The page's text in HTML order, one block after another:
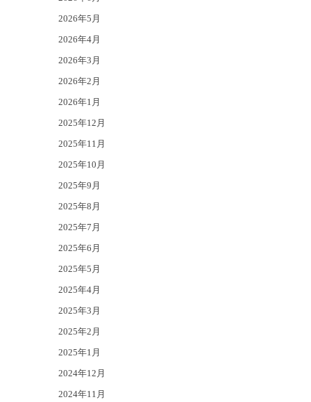
2026年5月
2026年4月
2026年3月
2026年2月
2026年1月
2025年12月
2025年11月
2025年10月
2025年9月
2025年8月
2025年7月
2025年6月
2025年5月
2025年4月
2025年3月
2025年2月
2025年1月
2024年12月
2024年11月